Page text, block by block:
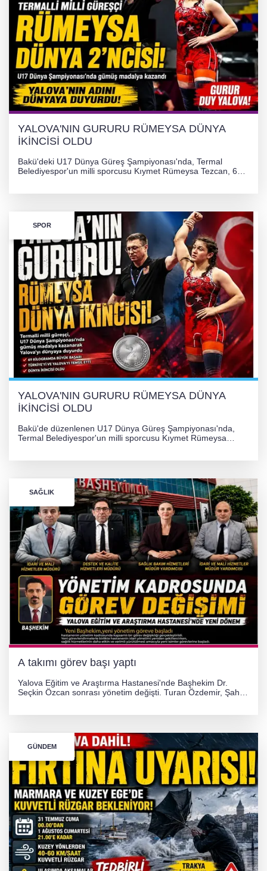
Otomobil Hurdaya Döndü
Yalova'da Ebubekir İçin Umut Seferberliği
YALOVA'NIN GURURU RÜMEYSA DÜNYA
İKİNCİSİ OLDU
Bakü'deki U17 Dünya Güreş Şampiyonası'nda, Termal
Belediyespor'un milli sporcusu Kıymet Rümeysa Tezcan, 69
SPOR
YALOVA'NIN GURURU RÜMEYSA DÜNYA
İKİNCİSİ OLDU
Bakü'de düzenlenen U17 Dünya Güreş Şampiyonası'nda,
Termal Belediyespor'un milli sporcusu Kıymet Rümeysa
SAĞLIK
A takımı görev başı yaptı
Yalova Eğitim ve Araştırma Hastanesi'nde Başhekim Dr.
Seçkin Özcan sonrası yönetim değişti. Turan Özdemir, Şahin
GÜNDEM